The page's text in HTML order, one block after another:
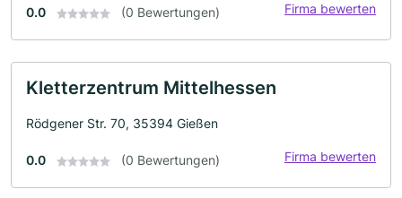
0.0 (0 Bewertungen) Firma bewerten
Kletterzentrum Mittelhessen
Rödgener Str. 70, 35394 Gießen
0.0 (0 Bewertungen) Firma bewerten